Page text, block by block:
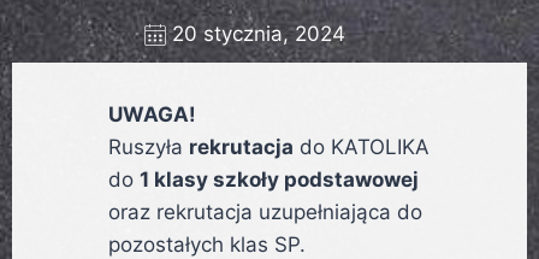
20 stycznia, 2024
UWAGA!
Ruszyła rekrutacja do KATOLIKA
do 1 klasy szkoły podstawowej
oraz rekrutacja uzupełniająca do
pozostałych klas SP.